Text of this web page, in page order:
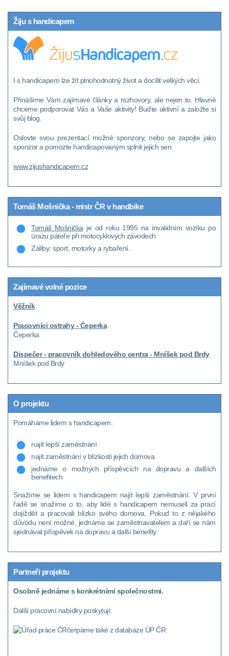
Žiju s handicapem
I s handicapem lze žít plnohodnotný život a docílit velkých věcí.
Přinášíme Vám zajímavé články a rozhovory, ale nejen to. Hlavně
chceme podporovat Vás a Vaše aktivity! Buďte aktivní a založte si
svůj blog.
Oslovte svou prezentací možné sponzory, nebo se zapojte jako
sponzor a pomozte handicapovaným splnit jejich sen.
www.zijushandicapem.cz
Tomáš Mošnička - mistr ČR v handbike
Tomáš Mošnička je od roku 1995 na invalidním vozíku po
úrazu páteře při motocyklových závodech
Záliby: sport, motorky a rybaření.
Zajímavé volné pozice
Věžník
Pracovníci ostrahy - Čeperka
Čeperka
Dispečer - pracovník dohledového centra - Mníšek pod Brdy
Mníšek pod Brdy
O projektu
Pomáháme lidem s handicapem:
najít lepší zaměstnání
najít zaměstnání v blízkosti jejich domova
jednáme o možných příspěvcích na dopravu a dalších
benefitech
Snažíme se lidem s handicapem najít lepší zaměstnání. V první
řadě se snažíme o to, aby lidé s handicapem nemuseli za prací
dojíždět a pracovali blízko svého domova. Pokud to z nějakého
důvodu není možné, jednáme se zaměstnavatelem a daří se nám
sjednávat příspěvek na dopravu a další benefity.
Partneři projektu
Osobně jednáme s konkrétními společnostmi.
Další pracovní nabídky poskytují:
čerpáme také z databáze ÚP ČR